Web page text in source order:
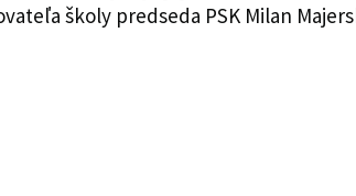
školy predseda PSK Milan